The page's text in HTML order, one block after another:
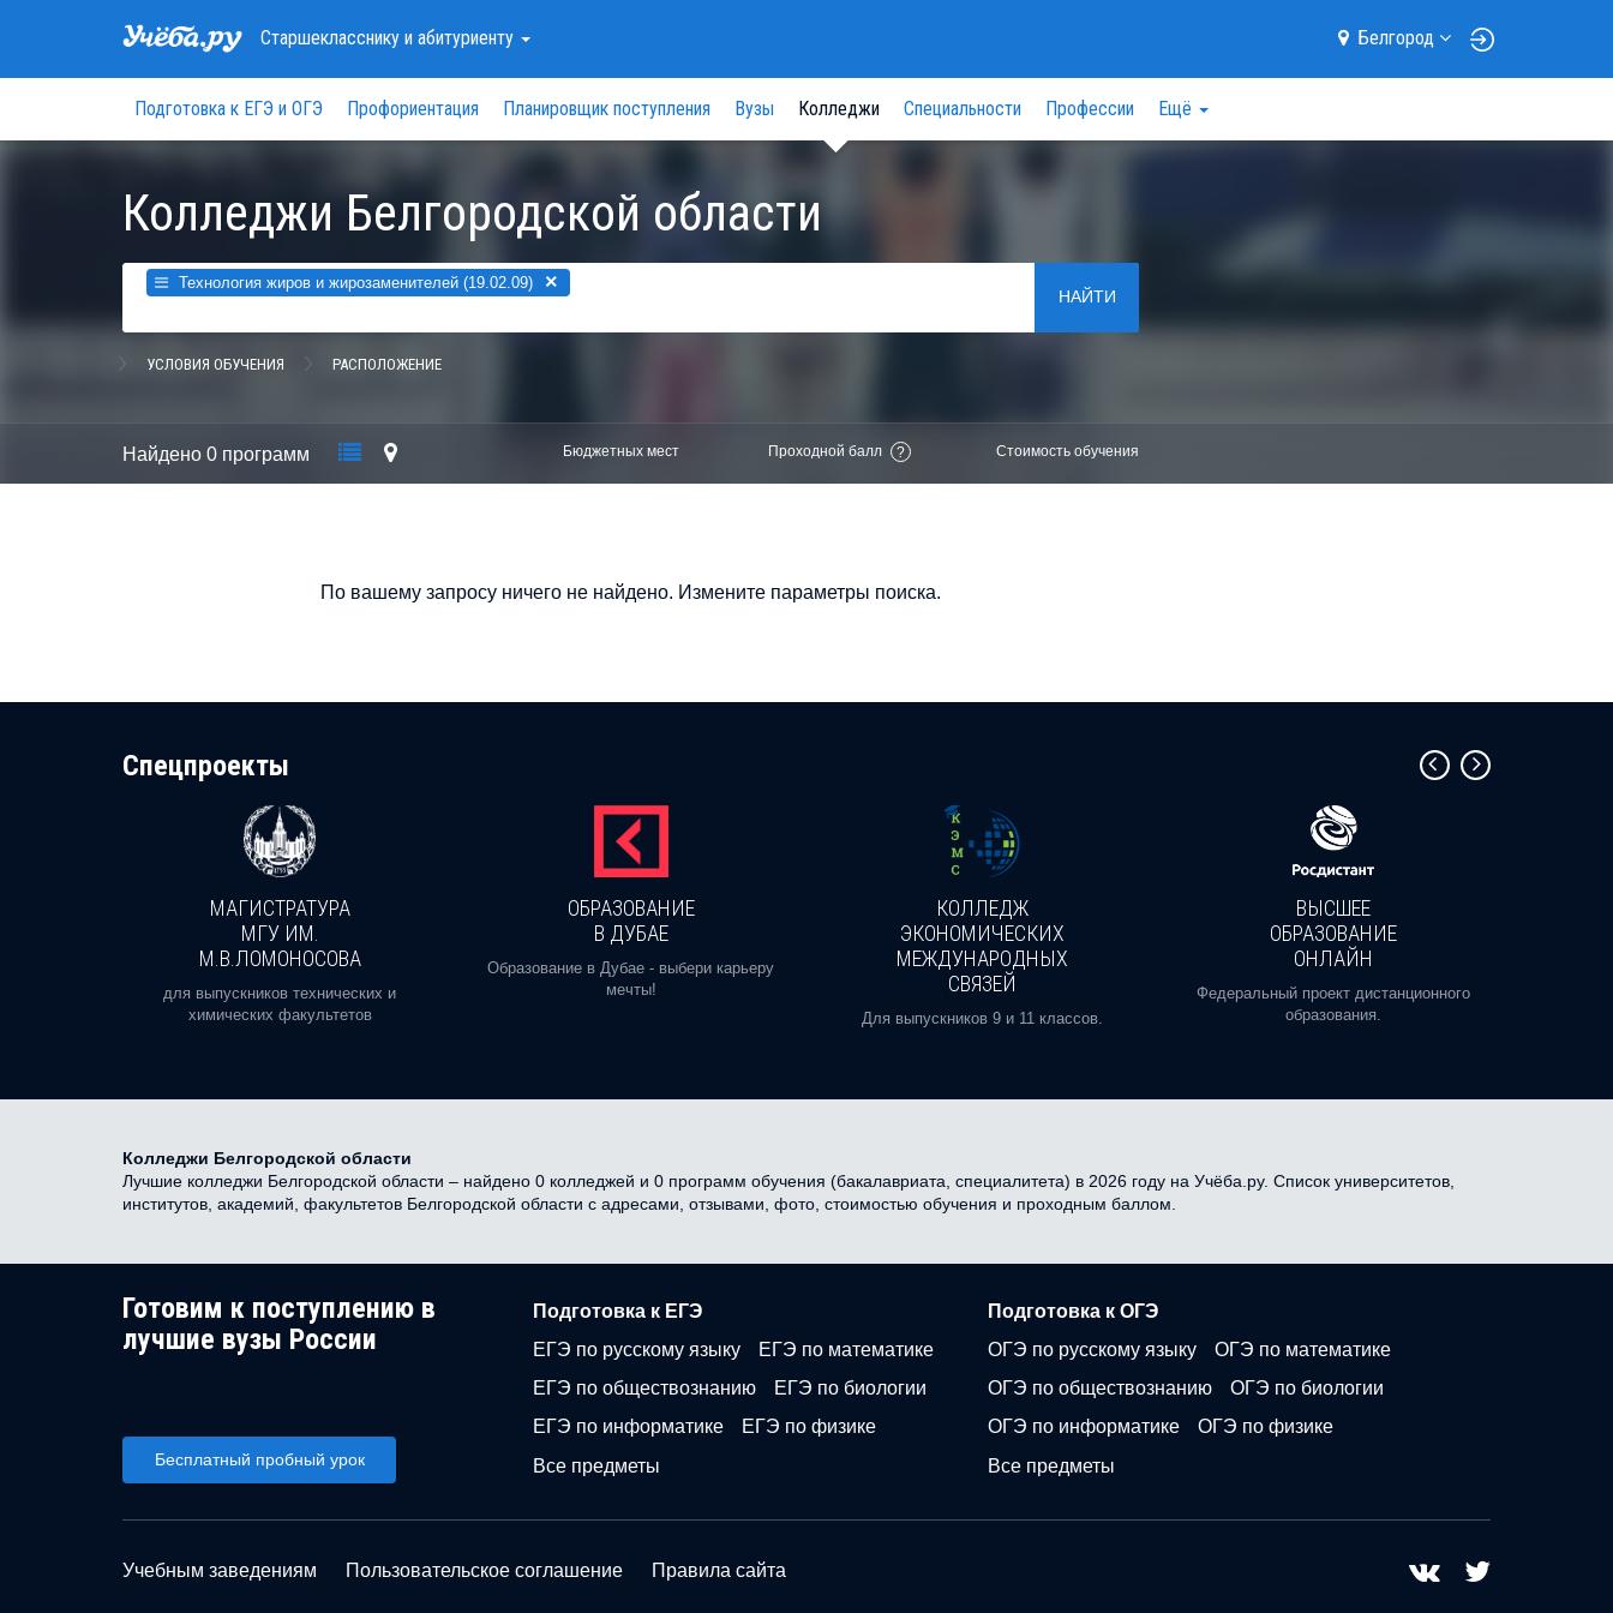
Старшеклассникуи абитуриенту Белгород
Подготовка к ЕГЭ и ОГЭ Профориентация Планировщик поступления Вузы Колледжи Специальности Профессии Ещё
Колледжи Белгородской области
Технология жиров и жирозаменителей (19.02.09) ×
НАЙТИ
УСЛОВИЯ ОБУЧЕНИЯ РАСПОЛОЖЕНИЕ
Найдено 0 программ Бюджетных мест Проходной балл ? Стоимость обучения
По вашему запросу ничего не найдено. Измените параметры поиска.
Cпецпроекты
МАГИСТРАТУРА
МГУ ИМ.
М.В.ЛОМОНОСОВА
для выпускников технических и
химических факультетов
ОБРАЗОВАНИЕ
В ДУБАЕ
Образование в Дубае - выбери карьеру
мечты!
КОЛЛЕДЖ
ЭКОНОМИЧЕСКИХ
МЕЖДУНАРОДНЫХ
СВЯЗЕЙ
Для выпускников 9 и 11 классов.
ВЫСШЕЕ
ОБРАЗОВАНИЕ
ОНЛАЙН
Федеральный проект дистанционного
образования.
Колледжи Белгородской области
Лучшие колледжи Белгородской области – найдено 0 колледжей и 0 программ обучения (бакалавриата, специалитета) в 2026 году на Учёба.ру. Список университетов,
институтов, академий, факультетов Белгородской области с адресами, отзывами, фото, стоимостью обучения и проходным баллом.
Готовим к поступлению в
лучшие вузы России
Бесплатный пробный урок
Подготовка к ЕГЭ
ЕГЭ по русскому языку
ЕГЭ по математике
ЕГЭ по обществознанию
ЕГЭ по биологии
ЕГЭ по информатике
ЕГЭ по физике
Все предметы
Подготовка к ОГЭ
ОГЭ по русскому языку
ОГЭ по математике
ОГЭ по обществознанию
ОГЭ по биологии
ОГЭ по информатике
ОГЭ по физике
Все предметы
Учебным заведениям Пользовательское соглашение Правила сайта